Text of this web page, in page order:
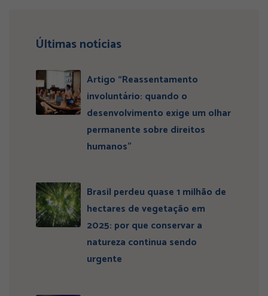
Últimas notícias
Artigo “Reassentamento
involuntário: quando o
desenvolvimento exige um olhar
permanente sobre direitos
humanos”
Brasil perdeu quase 1 milhão de
hectares de vegetação em
2025: por que conservar a
natureza continua sendo
urgente